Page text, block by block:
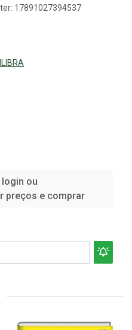
17891027394537
login ou
preços e comprar